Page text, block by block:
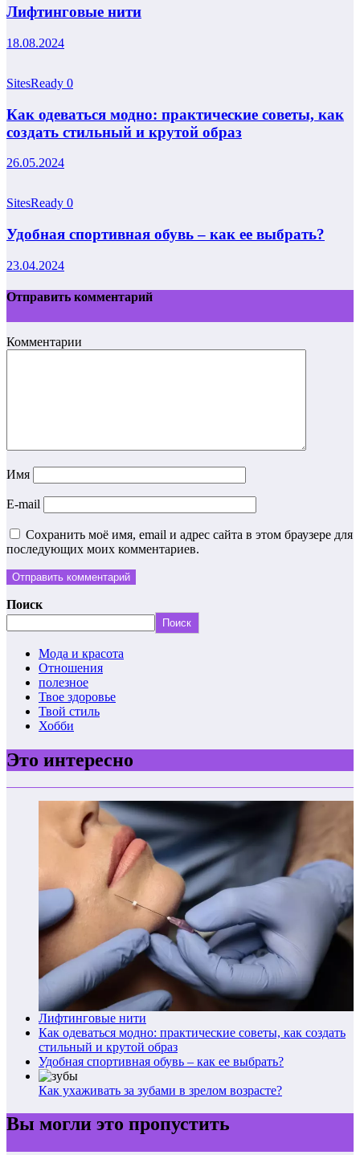
Лифтинговые нити
18.08.2024
SitesReady 0
Как одеваться модно: практические советы, как
создать стильный и крутой образ
26.05.2024
SitesReady 0
Удобная спортивная обувь – как ее выбрать?
23.04.2024
Отправить комментарий
Комментарии
Имя
E-mail
Сохранить моё имя, email и адрес сайта в этом браузере для
последующих моих комментариев.
Поиск
Поиск
Мода и красота
Отношения
полезное
Твое здоровье
Твой стиль
Хобби
Это интересно
Лифтинговые нити
Как одеваться модно: практические советы, как создать
стильный и крутой образ
Удобная спортивная обувь – как ее выбрать?
Как ухаживать за зубами в зрелом возрасте?
Вы могли это пропустить